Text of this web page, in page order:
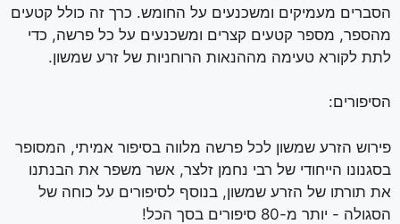
הסברים מעמיקים ומשכנעים על החומש. כרך זה כולל קטעים
מהספר, מספר קטעים קצרים ומשכנעים על כל פרשה, כדי
לתת לקורא טעימה מההנאות הרוחניות של זרע שמשון.
הסיפורים:
פירוש הזרע שמשון לכל פרשה מלווה בסיפור אמיתי, המסופר
בסגנונו הייחודי של רבי נחמן זלצר, אשר משפר את הבנתנו
את תורתו של הזרע שמשון, בנוסף לסיפורים על כוחה של
הסגולה - יותר מ-80 סיפורים בסך הכל!